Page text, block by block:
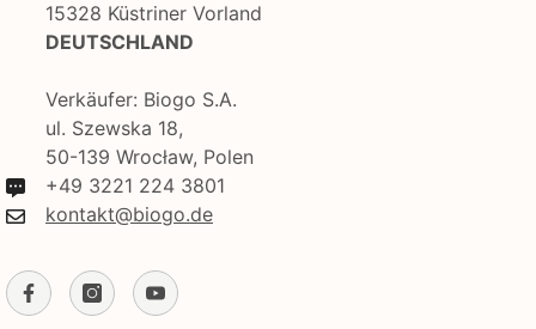
15328 Küstriner Vorland
DEUTSCHLAND
Verkäufer: Biogo S.A.
ul. Szewska 18,
50-139 Wrocław, Polen
+49 3221 224 3801
kontakt@biogo.de